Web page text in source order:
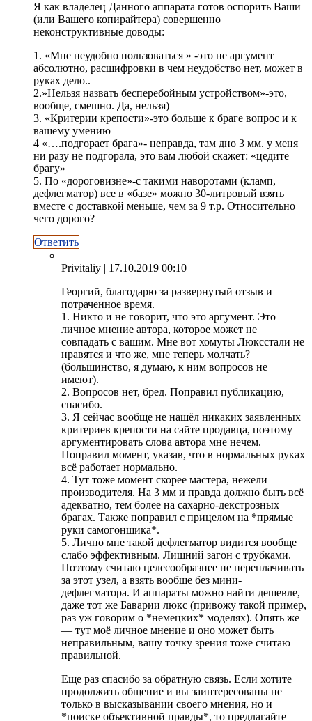
Я как владелец Данного аппарата готов оспорить Ваши
(или Вашего копирайтера) совершенно
неконструктивные доводы:
1. «Мне неудобно пользоваться » -это не аргумент
абсолютно, расшифровки в чем неудобство нет, может в
руках дело..
2.»Нельзя назвать бесперебойным устройством»-это,
вообще, смешно. Да, нельзя)
3. «Критерии крепости»-это больше к браге вопрос и к
вашему умению
4 «….подгорает брага»- неправда, там дно 3 мм. у меня
ни разу не подгорала, это вам любой скажет: «цедите
брагу»
5. По «дороговизне»-с такими наворотами (кламп,
дефлегматор) все в «базе» можно 30-литровый взять
вместе с доставкой меньше, чем за 9 т.р. Относительно
чего дорого?
Ответить
Privitaliy | 17.10.2019 00:10
Георгий, благодарю за развернутый отзыв и
потраченное время.
1. Никто и не говорит, что это аргумент. Это
личное мнение автора, которое может не
совпадать с вашим. Мне вот хомуты Люксстали не
нравятся и что же, мне теперь молчать?
(большинство, я думаю, к ним вопросов не
имеют).
2. Вопросов нет, бред. Поправил публикацию,
спасибо.
3. Я сейчас вообще не нашёл никаких заявленных
критериев крепости на сайте продавца, поэтому
аргументировать слова автора мне нечем.
Поправил момент, указав, что в нормальных руках
всё работает нормально.
4. Тут тоже момент скорее мастера, нежели
производителя. На 3 мм и правда должно быть всё
адекватно, тем более на сахарно-декстрозных
брагах. Также поправил с прицелом на *прямые
руки самогонщика*.
5. Лично мне такой дефлегматор видится вообще
слабо эффективным. Лишний загон с трубками.
Поэтому считаю целесообразнее не переплачивать
за этот узел, а взять вообще без мини-
дефлегматора. И аппараты можно найти дешевле,
даже тот же Баварии люкс (привожу такой пример,
раз уж говорим о *немецких* моделях). Опять же
— тут моё личное мнение и оно может быть
неправильным, вашу точку зрения тоже считаю
правильной.
Еще раз спасибо за обратную связь. Если хотите
продолжить общение и вы заинтересованы не
только в высказывании своего мнения, но и
*поиске объективной правды*, то предлагайте